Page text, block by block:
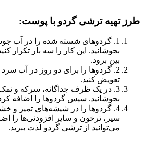
طرز تهیه ترشی گردو با پوست:
بجوشانید. این کار را سه بار تکرار
بین برود.
2. گردوها را برای دو روز در آب سرد
تعویض کنید.
3. در یک ظرف جداگانه، سرکه و
بجوشانید. سپس گردوها را اضافه
4. گردوها را در شیشه‌های تمیز و
می‌توانید از ترشی گردو لذت ببرید.